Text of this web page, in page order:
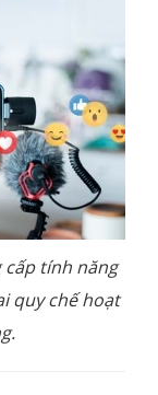
tính năng
quy chế hoạt